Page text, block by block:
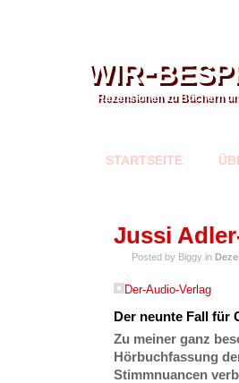
wir-
Rezensionen zu Büchern
STARTSEITE
Jussi
Posted by Biggy in
Der-Audio-Verlag
Der neunte Fall für
Zu meiner ganz
Hörbuchfassung
Stimmnuancen